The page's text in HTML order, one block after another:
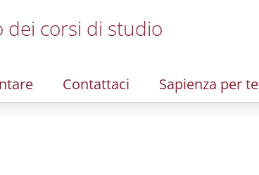
dei corsi di studio
Contattaci Sapienza per te